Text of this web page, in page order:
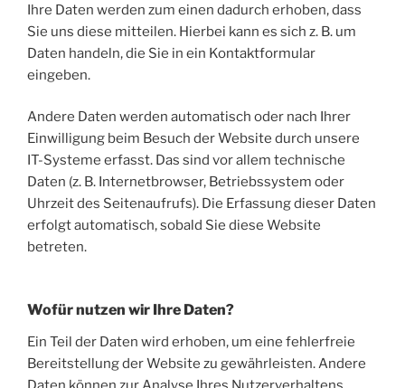
Ihre Daten werden zum einen dadurch erhoben, dass
Sie uns diese mitteilen. Hierbei kann es sich z. B. um
Daten handeln, die Sie in ein Kontaktformular
eingeben.
Andere Daten werden automatisch oder nach Ihrer
Einwilligung beim Besuch der Website durch unsere
IT-Systeme erfasst. Das sind vor allem technische
Daten (z. B. Internetbrowser, Betriebssystem oder
Uhrzeit des Seitenaufrufs). Die Erfassung dieser Daten
erfolgt automatisch, sobald Sie diese Website
betreten.
Wofür nutzen wir Ihre Daten?
Ein Teil der Daten wird erhoben, um eine fehlerfreie
Bereitstellung der Website zu gewährleisten. Andere